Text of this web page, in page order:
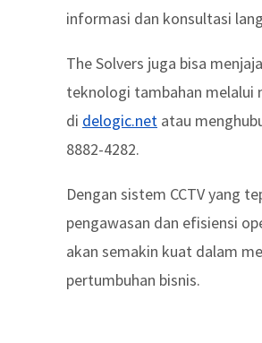
informasi dan konsultasi
The Solvers juga bisa
teknologi tambahan melalui
di delogic.net atau
8882-4282.
Dengan sistem CCTV yang
pengawasan dan efisiensi
akan semakin kuat dalam
pertumbuhan bisnis.